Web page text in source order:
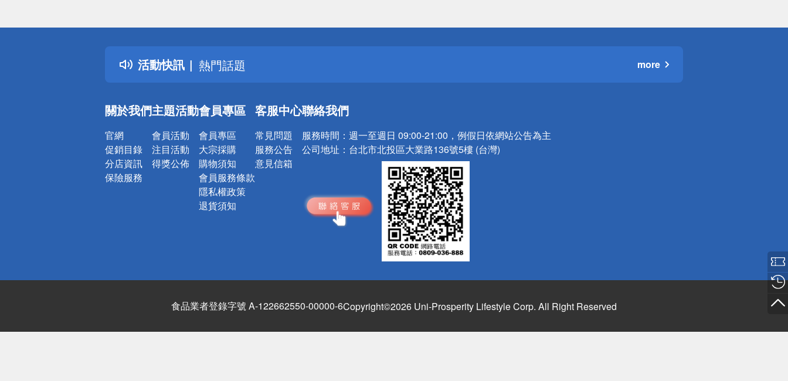
活動快訊
詐騙網頁！請小心！
得獎公告
熱門話題
銀行優惠
詐騙網頁！請小心！
more
關於我們
官網
促銷目錄
分店資訊
保險服務
主題活動
會員活動
注目活動
得獎公佈
會員專區
會員專區
大宗採購
購物須知
會員服務條款
隱私權政策
退貨須知
客服中心
常見問題
服務公告
意見信箱
聯絡我們
服務時間： 週一至週日 09:00-21:00，例假日依網站公告為主
公司地址： 台北市北投區大業路136號5樓 (台灣)
食品業者登錄字號 A-122662550-00000-6Copyright©2026 Uni-Prosperity Lifestyle Corp. All Right Reserved